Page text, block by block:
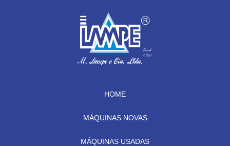
HOME
MÁQUINAS NOVAS
MÁQUINAS USADAS